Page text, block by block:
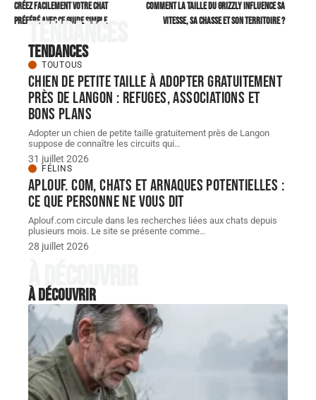
Créez facilement votre chat
préféré avec ce guide simple
Comment la taille du Grizzly influence sa
vitesse, sa chasse et son territoire ?
Tendances
Tendances
TOUTOUS
Chien de petite taille à adopter gratuitement
près de langon : refuges, associations et
bons plans
Adopter un chien de petite taille gratuitement près de Langon
suppose de connaître les circuits qui…
31 juillet 2026
FÉLINS
Aplouf. com, chats et arnaques potentielles :
ce que personne ne vous dit
Aplouf.com circule dans les recherches liées aux chats depuis
plusieurs mois. Le site se présente comme…
28 juillet 2026
À découvrir
À découvrir